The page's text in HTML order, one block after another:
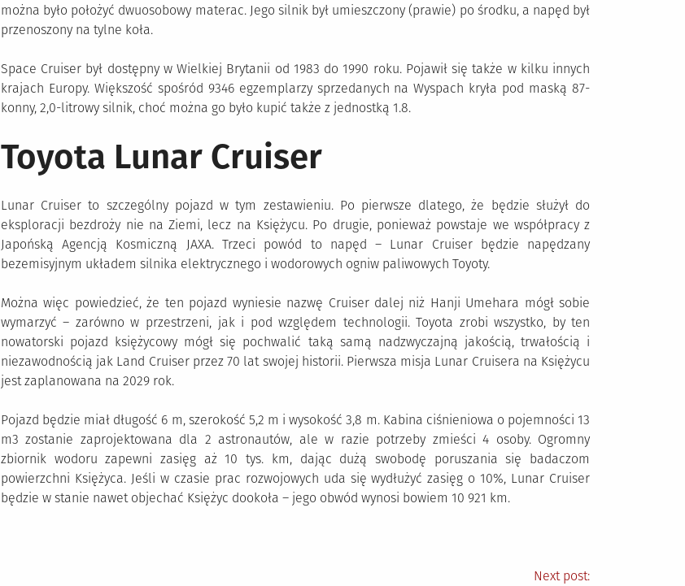
można było położyć dwuosobowy materac. Jego silnik był umieszczony (prawie) po środku, a napęd był
przenoszony na tylne koła.
Space Cruiser był dostępny w Wielkiej Brytanii od 1983 do 1990 roku. Pojawił się także w kilku innych
krajach Europy. Większość spośród 9346 egzemplarzy sprzedanych na Wyspach kryła pod maską 87-
konny, 2,0-litrowy silnik, choć można go było kupić także z jednostką 1.8.
Toyota Lunar Cruiser
Lunar Cruiser to szczególny pojazd w tym zestawieniu. Po pierwsze dlatego, że będzie służył do
eksploracji bezdroży nie na Ziemi, lecz na Księżycu. Po drugie, ponieważ powstaje we współpracy z
Japońską Agencją Kosmiczną JAXA. Trzeci powód to napęd – Lunar Cruiser będzie napędzany
bezemisyjnym układem silnika elektrycznego i wodorowych ogniw paliwowych Toyoty.
Można więc powiedzieć, że ten pojazd wyniesie nazwę Cruiser dalej niż Hanji Umehara mógł sobie
wymarzyć – zarówno w przestrzeni, jak i pod względem technologii. Toyota zrobi wszystko, by ten
nowatorski pojazd księżycowy mógł się pochwalić taką samą nadzwyczajną jakością, trwałością i
niezawodnością jak Land Cruiser przez 70 lat swojej historii. Pierwsza misja Lunar Cruisera na Księżycu
jest zaplanowana na 2029 rok.
Pojazd będzie miał długość 6 m, szerokość 5,2 m i wysokość 3,8 m. Kabina ciśnieniowa o pojemności 13
m3 zostanie zaprojektowana dla 2 astronautów, ale w razie potrzeby zmieści 4 osoby. Ogromny
zbiornik wodoru zapewni zasięg aż 10 tys. km, dając dużą swobodę poruszania się badaczom
powierzchni Księżyca. Jeśli w czasie prac rozwojowych uda się wydłużyć zasięg o 10%, Lunar Cruiser
będzie w stanie nawet objechać Księżyc dookoła – jego obwód wynosi bowiem 10 921 km.
Next post: